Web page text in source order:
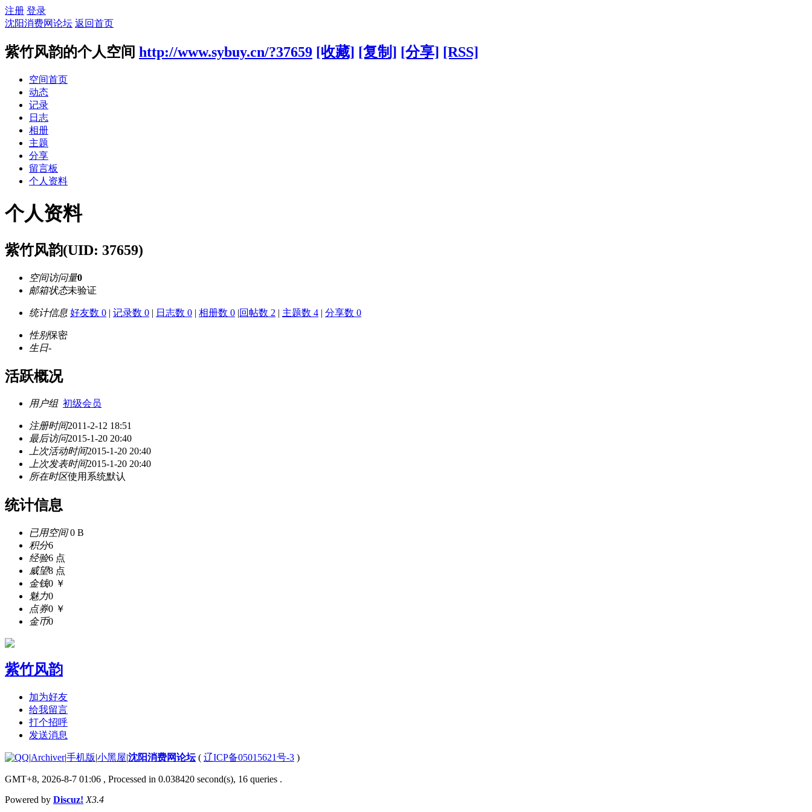
注册 登录
沈阳消费网论坛 返回首页
紫竹风韵的个人空间 http://www.sybuy.cn/?37659 [收藏] [复制] [分享] [RSS]
空间首页
动态
记录
日志
相册
主题
分享
留言板
个人资料
个人资料
紫竹风韵(UID: 37659)
空间访问量0
邮箱状态未验证
统计信息 好友数 0 | 记录数 0 | 日志数 0 | 相册数 0 |回帖数 2 | 主题数 4 | 分享数 0
性别保密
生日-
活跃概况
用户组 初级会员
注册时间2011-2-12 18:51
最后访问2015-1-20 20:40
上次活动时间2015-1-20 20:40
上次发表时间2015-1-20 20:40
所在时区使用系统默认
统计信息
已用空间0 B
积分6
经验6 点
威望8 点
金钱0 ￥
魅力0
点券0 ￥
金币0
紫竹风韵
加为好友
给我留言
打个招呼
发送消息
|Archiver|手机版|小黑屋|沈阳消费网论坛( 辽ICP备05015621号-3 )
GMT+8, 2026-8-7 01:06 , Processed in 0.038420 second(s), 16 queries .
Powered by Discuz! X3.4